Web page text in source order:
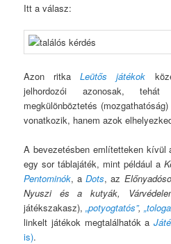
Itt a válasz:
Azon ritkaLeütős játékok
jelhordozói azonosak,
megkülönböztetés
vonatkozik, hanem azok
A bevezetésben említetteken kívül
egy sor táblajáték, mint például a
Pentominók, aDots, az
Nyuszi és a kutyák,
játékszakasz),„potyogtatós”,
linkelt játékok megtalálhatók a
is).